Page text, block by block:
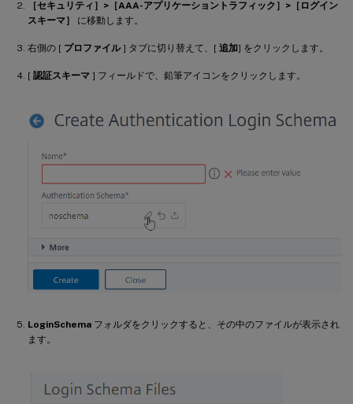
［セキュリティ］>［AAA-アプリケーショントラフィック］>［ログイン
スキーマ］
に移動します。
右側の [ プロファイル] タブに切り替えて、[ 追加] をクリックします。
[ 認証スキーマ ] フィールドで、鉛筆アイコンをクリックします。
LoginSchema フォルダをクリックすると、その中のファイルが表示され
ます。